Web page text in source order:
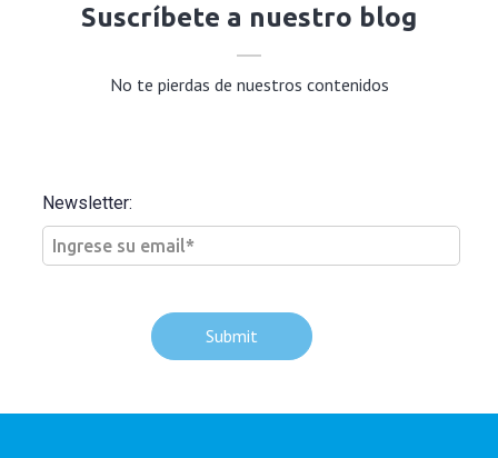
Suscríbete a nuestro blog
No te pierdas de nuestros contenidos
Newsletter: